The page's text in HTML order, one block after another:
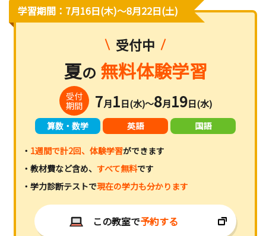
学習期間：7月16日(木)〜8月22日(土)
受付中
夏の 無料体験学習
受付
期間
7月1日(水)～8月19日(水)
算数・数学 英語 国語
・ 1週間で計2回、体験学習ができます
・教材費など含め、 すべて無料です
・学力診断テストで現在の学力も分かります
この教室で予約する